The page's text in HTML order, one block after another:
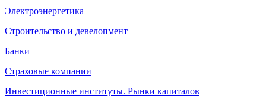
Электроэнергетика
Строительство и девелопмент
Банки
Страховые компании
Инвестиционные институты. Рынки капиталов